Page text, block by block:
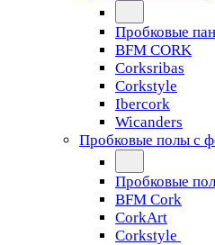
Пробковые
BFM CORK
Corksribas
Corkstyle
Ibercork
Wicanders
Пробковые полы с
Пробковые
BFM Cork
CorkArt
Corkstyle